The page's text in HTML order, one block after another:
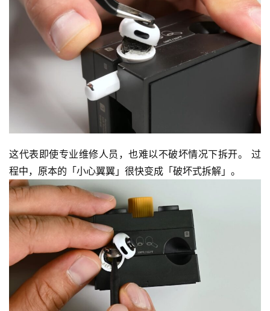
这代表即使专业维修人员，也难以不破坏情况下拆开。 过
程中，原本的「小心翼翼」很快变成「破坏式拆解」。